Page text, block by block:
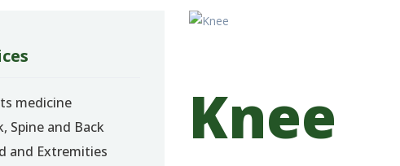
Knee
medicine
Spine and Back
and Extremities